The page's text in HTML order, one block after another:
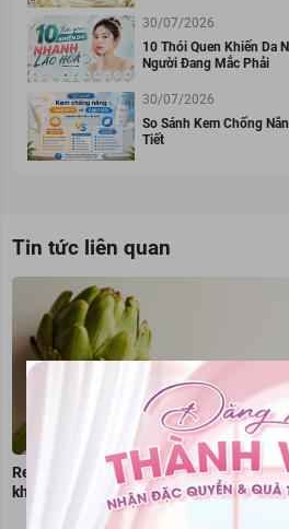
30/07/2026
10 Thói Quen Khiến Da
Người Đang Mắc Phải
30/07/2026
So Sánh Kem Chống
Tiết
Tin tức liên quan
Review uống trà atiso mỗi ngày có tốt
không?